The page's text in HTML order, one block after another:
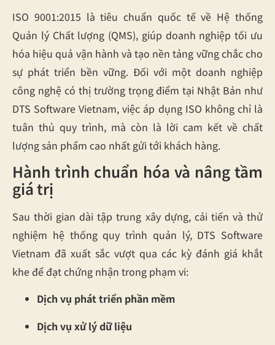
ISO 9001:2015 là tiêu chuẩn quốc tế về Hệ thống
Quản lý Chất lượng (QMS), giúp doanh nghiệp tối ưu
hóa hiệu quả vận hành và tạo nền tảng vững chắc cho
sự phát triển bền vững. Đối với một doanh nghiệp
công nghệ có thị trường trọng điểm tại Nhật Bản như
DTS Software Vietnam, việc áp dụng ISO không chỉ là
tuân thủ quy trình, mà còn là lời cam kết về chất
lượng sản phẩm cao nhất gửi tới khách hàng.
Hành trình chuẩn hóa và nâng tầm
giá trị
Sau thời gian dài tập trung xây dựng, cải tiến và thử
nghiệm hệ thống quy trình quản lý, DTS Software
Vietnam đã xuất sắc vượt qua các kỳ đánh giá khắt
khe để đạt chứng nhận trong phạm vi:
Dịch vụ phát triển phần mềm
Dịch vụ xử lý dữ liệu